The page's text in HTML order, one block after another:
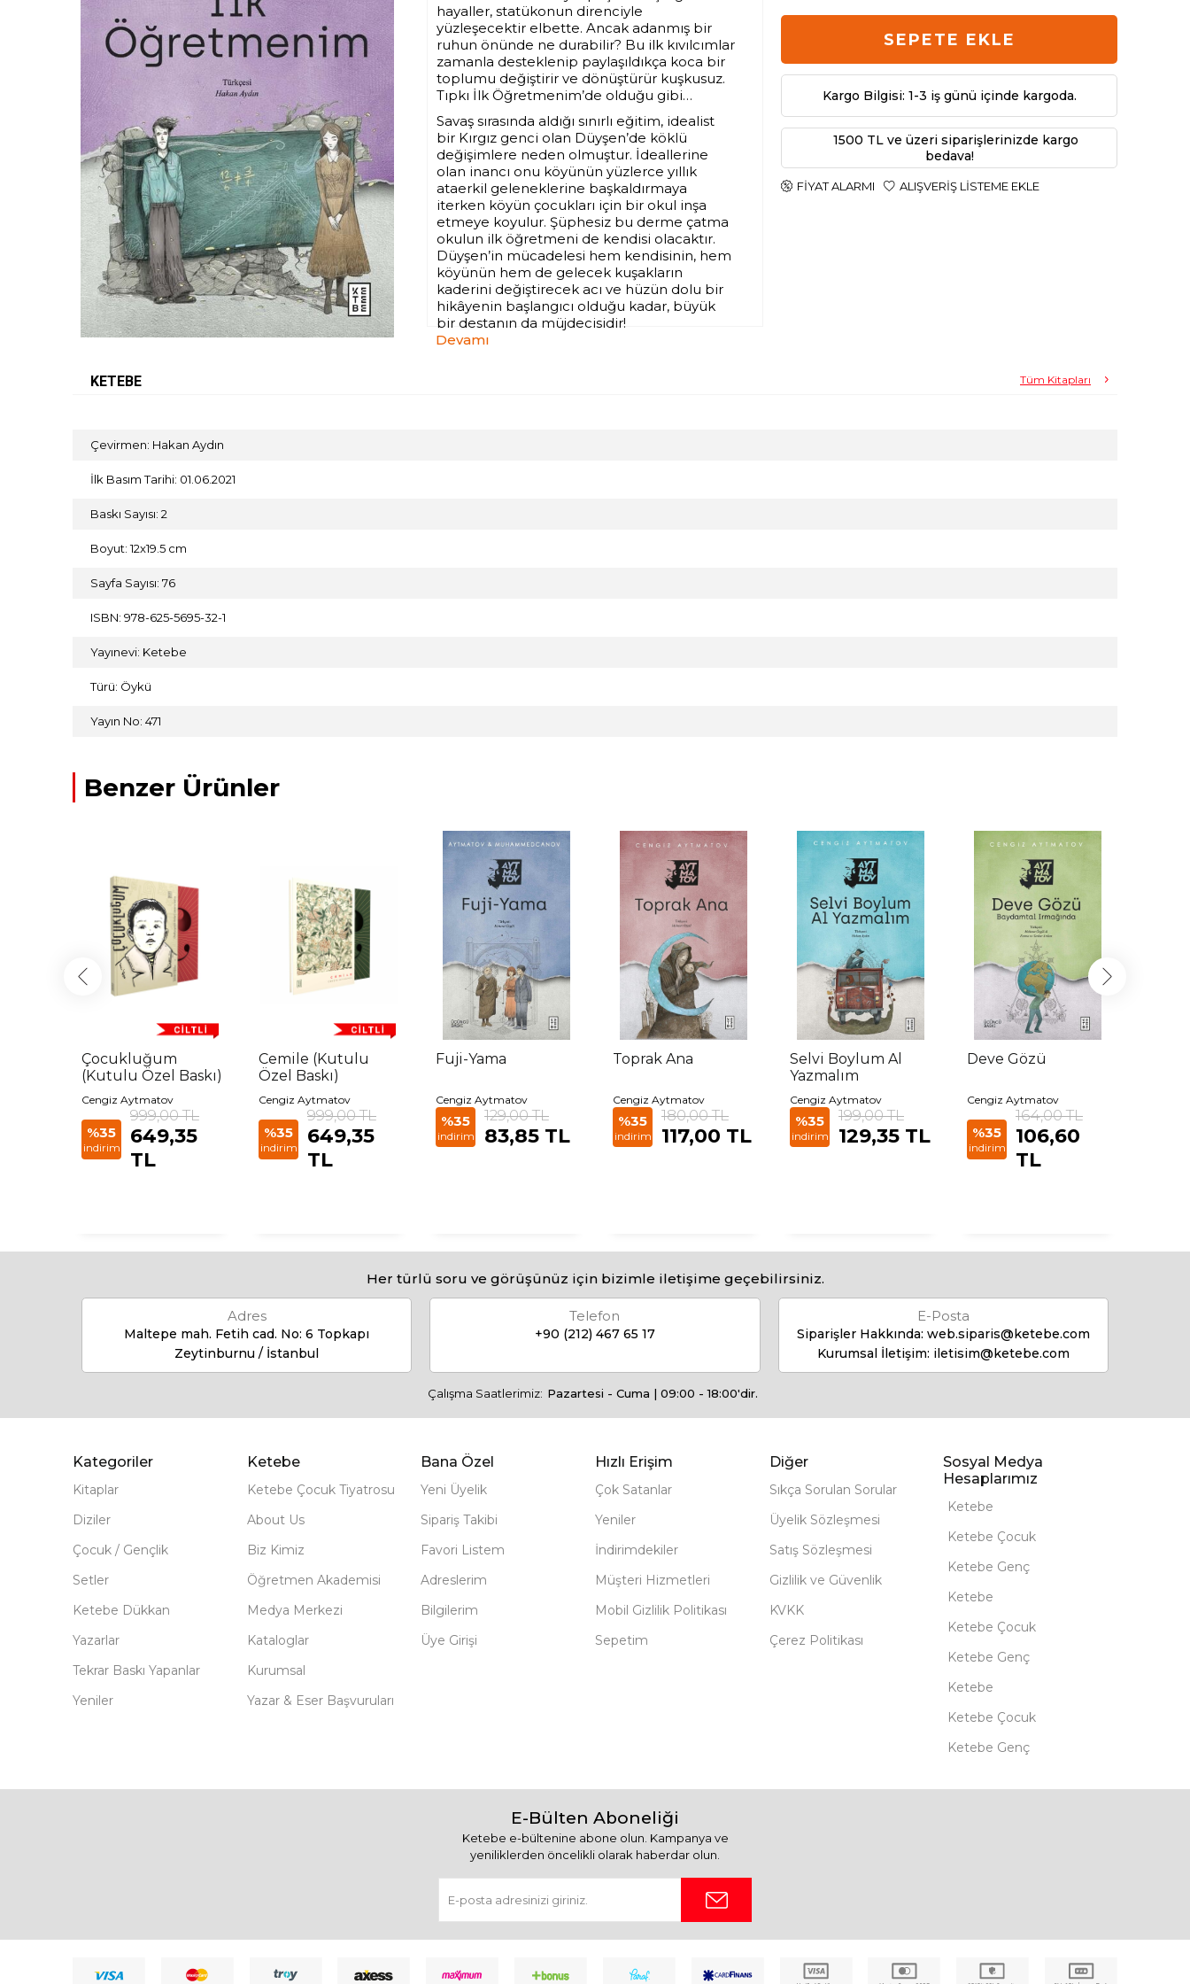
hayaller, statükonun direnciyle
yüzleşecektir elbette. Ancak adanmış bir
ruhun önünde ne durabilir? Bu ilk kıvılcımlar
zamanla desteklenip paylaşıldıkça koca bir
toplumu değiştirir ve dönüştürür kuşkusuz.
Tıpkı İlk Öğretmenim’de olduğu gibi…
Savaş sırasında aldığı sınırlı eğitim, idealist
bir Kırgız genci olan Düyşen’de köklü
değişimlere neden olmuştur. İdeallerine
olan inancı onu köyünün yüzlerce yıllık
ataerkil geleneklerine başkaldırmaya
iterken köyün çocukları için bir okul inşa
etmeye koyulur. Şüphesiz bu derme çatma
okulun ilk öğretmeni de kendisi olacaktır.
Düyşen’in mücadelesi hem kendisinin, hem
köyünün hem de gelecek kuşakların
kaderini değiştirecek acı ve hüzün dolu bir
hikâyenin başlangıcı olduğu kadar, büyük
bir destanın da müjdecisidir!
Devamı
SEPETE EKLE
Kargo Bilgisi: 1-3 iş günü içinde kargoda.
1500 TL ve üzeri siparişlerinizde kargo
bedava!
FIYAT ALARMI ALIŞVERIŞ LISTEME EKLE
KETEBE Tüm Kitapları
Çevirmen: Hakan Aydın
İlk Basım Tarihi: 01.06.2021
Baskı Sayısı: 2
Boyut: 12x19.5 cm
Sayfa Sayısı: 76
ISBN: 978-625-5695-32-1
Yayınevi: Ketebe
Türü: Öykü
Yayın No: 471
Benzer Ürünler
Çocukluğum
(Kutulu Özel Baskı)
Cengiz Aytmatov
%35
indirim
999,00 TL
649,35
TL
Cemile (Kutulu
Özel Baskı)
Cengiz Aytmatov
%35
indirim
999,00 TL
649,35
TL
Fuji-Yama
Cengiz Aytmatov
%35
indirim
129,00 TL
83,85 TL
Toprak Ana
Cengiz Aytmatov
%35
indirim
180,00 TL
117,00 TL
Selvi Boylum Al
Yazmalım
Cengiz Aytmatov
%35
indirim
199,00 TL
129,35 TL
Deve Gözü
Cengiz Aytmatov
%35
indirim
164,00 TL
106,60
TL
Her türlü soru ve görüşünüz için bizimle iletişime geçebilirsiniz.
Adres
Maltepe mah. Fetih cad. No: 6 Topkapı
Zeytinburnu / İstanbul
Telefon
+90 (212) 467 65 17
E-Posta
Siparişler Hakkında: web.siparis@ketebe.com
Kurumsal İletişim: iletisim@ketebe.com
Çalışma Saatlerimiz: Pazartesi - Cuma | 09:00 - 18:00'dir.
Kategoriler
Kitaplar
Diziler
Çocuk / Gençlik
Setler
Ketebe Dükkan
Yazarlar
Tekrar Baskı Yapanlar
Yeniler
Ketebe
Ketebe Çocuk Tiyatrosu
About Us
Biz Kimiz
Öğretmen Akademisi
Medya Merkezi
Kataloglar
Kurumsal
Yazar & Eser Başvuruları
Bana Özel
Yeni Üyelik
Sipariş Takibi
Favori Listem
Adreslerim
Bilgilerim
Üye Girişi
Hızlı Erişim
Çok Satanlar
Yeniler
İndirimdekiler
Müşteri Hizmetleri
Mobil Gizlilik Politikası
Sepetim
Diğer
Sıkça Sorulan Sorular
Üyelik Sözleşmesi
Satış Sözleşmesi
Gizlilik ve Güvenlik
KVKK
Çerez Politikası
Sosyal Medya
Hesaplarımız
Ketebe
Ketebe Çocuk
Ketebe Genç
Ketebe
Ketebe Çocuk
Ketebe Genç
Ketebe
Ketebe Çocuk
Ketebe Genç
E-Bülten Aboneliği
Ketebe e-bültenine abone olun. Kampanya ve
yeniliklerden öncelikli olarak haberdar olun.